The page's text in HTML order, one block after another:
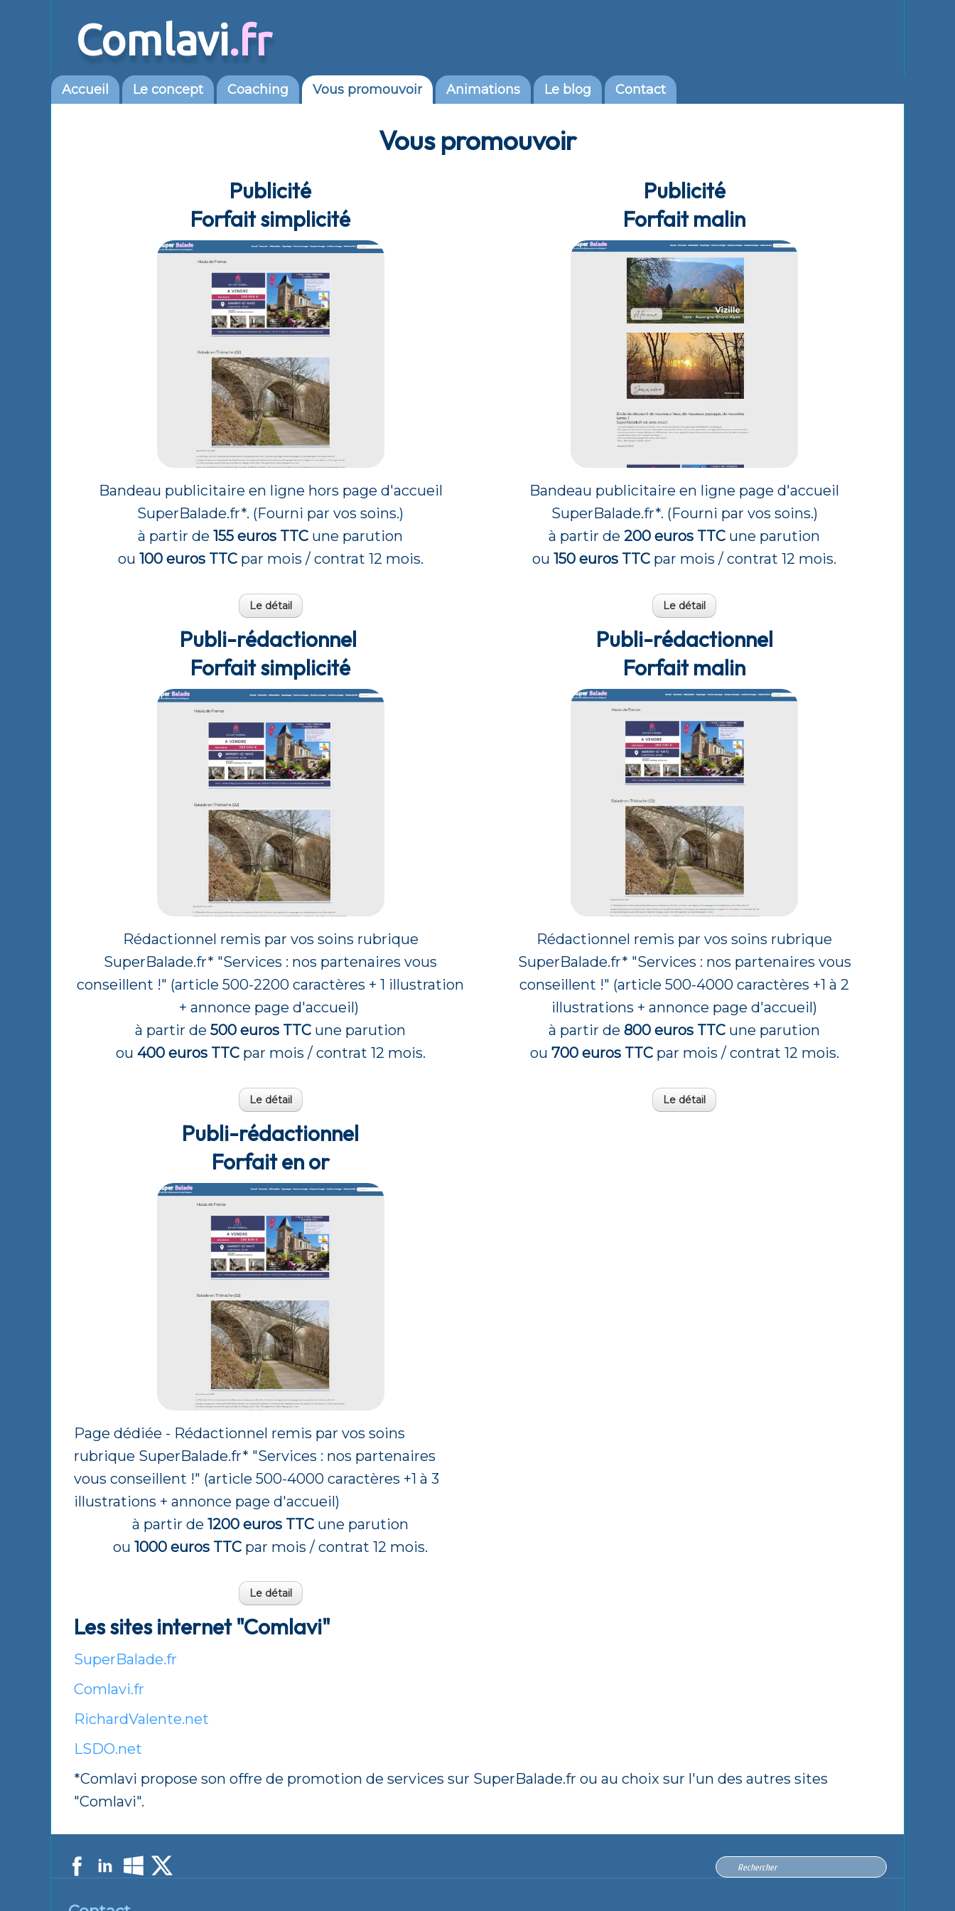
Comlavi.fr
Accueil Le concept Coaching Vous promouvoir Animations Le blog Contact
Vous promouvoir
Publicité
Forfait simplicité
Bandeau publicitaire en ligne hors page d'accueil
SuperBalade.fr*. (Fourni par vos soins.)
à partir de155 euros TTC une parution
ou 100 euros TTC par mois / contrat 12 mois.
Le détail
Publicité
Forfait malin
Bandeau publicitaire en ligne page d'accueil
SuperBalade.fr*. (Fourni par vos soins.)
à partir de200 euros TTC une parution
ou150 euros TTC par mois / contrat 12 mois.
Le détail
Publi-rédactionnel
Forfait simplicité
Rédactionnel remis par vos soins rubrique
SuperBalade.fr* "Services : nos partenaires vous
conseillent !" (article 500-2200 caractères + 1 illustration
+ annonce page d'accueil)
à partir de500 euros TTC une parution
ou 400 euros TTCpar mois / contrat 12 mois.
Le détail
Publi-rédactionnel
Forfait malin
Rédactionnel remis par vos soins rubrique
SuperBalade.fr* "Services : nos partenaires vous
conseillent !" (article 500-4000 caractères +1 à 2
illustrations + annonce page d'accueil)
à partir de800 euros TTC une parution
ou 700 euros TTCpar mois / contrat 12 mois.
Le détail
Publi-rédactionnel
Forfait en or
Page dédiée - Rédactionnel remis par vos soins
rubrique SuperBalade.fr* "Services : nos partenaires
vous conseillent !" (article 500-4000 caractères +1 à 3
illustrations + annonce page d'accueil)
à partir de1200 euros TTC une parution
ou1000 euros TTC par mois / contrat 12 mois.
Le détail
Les sites internet "Comlavi"
SuperBalade.fr
Comlavi.fr
RichardValente.net
LSDO.net
*Comlavi propose son offre de promotion de services sur SuperBalade.fr ou au choix sur l'un des autres sites
"Comlavi".